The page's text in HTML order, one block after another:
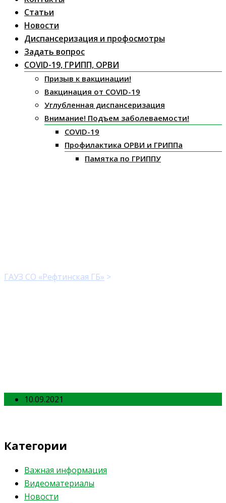
Статьи
Новости
Диспансеризация и профосмотры
Задать вопрос
COVID-19, ГРИПП, ОРВИ
Призыв к вакцинации!
Вакцинация от COVID-19
Углубленная диспансеризация
Внимание! Подъем заболеваемости!
COVID-19
Профилактика ОРВИ и ГРИППа
Памятка по ГРИППУ
ГАУЗ СО «Рефтинская ГБ» >
10.09.2021
Категории
Важная информация
Видеоматериалы
Новости